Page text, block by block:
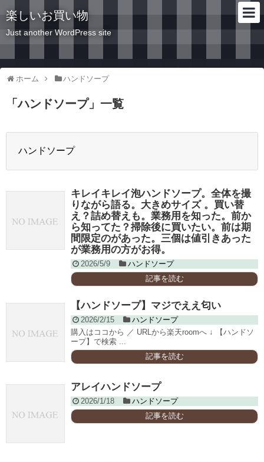
楽しいお買い物
Just another WordPress site
ホーム ハンドソープ
「ハンドソープ」 一覧
ハンドソープ
キレイキレイ泡ハンドソープ。全体を撮
りながら語る。大きめサイズ 。買い替
え？詰め替えも。業務用を知った。前か
ら知ってた？掃除後に買いたい。前は期
間限定のがあった。三個は値引きあった
が業務用の方がお得。
2026/5/9
ハンドソープ
記事を読む
【ハンドソープ】マジでええ匂い
2026/2/15
ハンドソープ
購入はココから ／ URLから楽天roomへ ↓ 【ハンドソ
ープ】で検索 ...
記事を読む
アレイハンドソープ
2026/1/18
ハンドソープ
記事を読む